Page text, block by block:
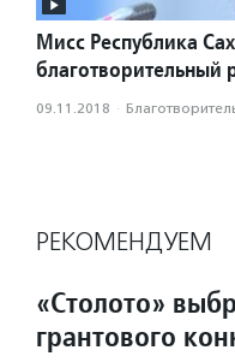
Мисс Республика
благотворительный
09.11.2018 ·
РЕКОМЕНДУЕМ
«Столото»
грантового